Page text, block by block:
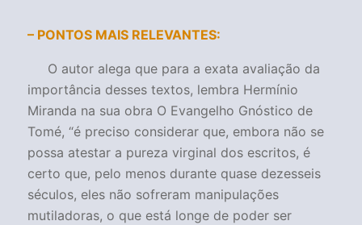
– PONTOS MAIS RELEVANTES:
O autor alega que para a exata avaliação da
importância desses textos, lembra Hermínio
Miranda na sua obra O Evangelho Gnóstico de
Tomé, “é preciso considerar que, embora não se
possa atestar a pureza virginal dos escritos, é
certo que, pelo menos durante quase dezesseis
séculos, eles não sofreram manipulações
mutiladoras, o que está longe de poder ser